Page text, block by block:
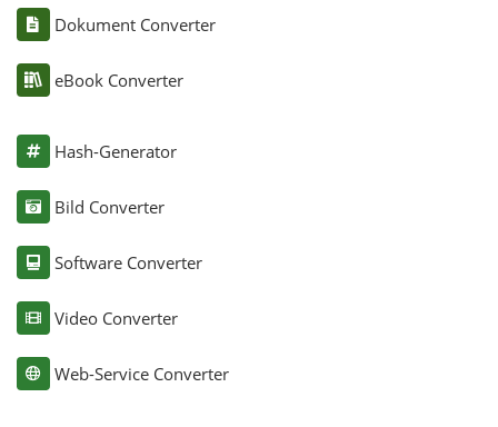
Dokument Converter
eBook Converter
Hash-Generator
Bild Converter
Software Converter
Video Converter
Web-Service Converter